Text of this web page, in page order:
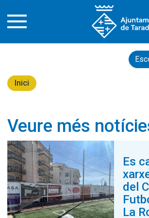
Inici
Veure més
Es
del
La